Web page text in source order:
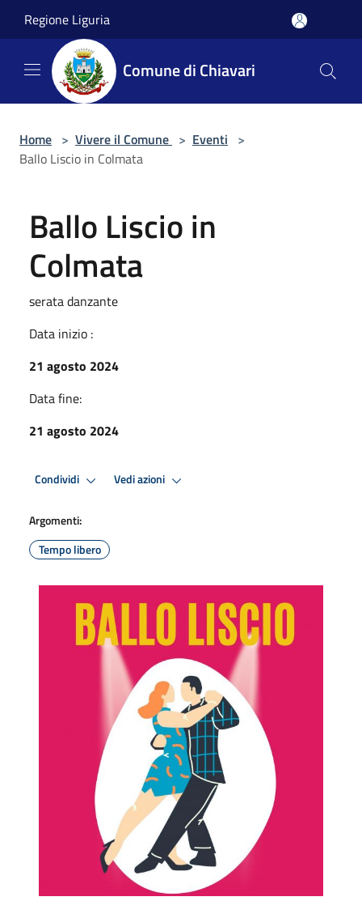
Regione Liguria
Comune di Chiavari
Home > Vivere il Comune > Eventi >
Ballo Liscio in Colmata
Ballo Liscio in
Colmata
serata danzante
Data inizio :
21 agosto 2024
Data fine:
21 agosto 2024
Condividi Vedi azioni
Argomenti:
Tempo libero